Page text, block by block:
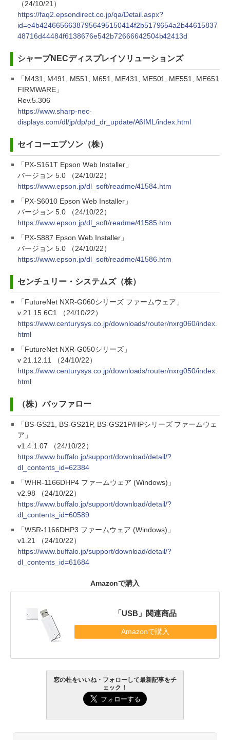
（24/10/21）
https://faq2.epsondirect.co.jp/qa/Detail.aspx?
id=e4b42466566387956495150414f2b5179654a2b44615837
48716d44484f6138676e542b72666642504b42413d
シャープNECディスプレイソリューションズ
「M431, M491, M551, M651, ME431, ME501, ME551, ME651
FIRMWARE」
Rev.5.306
https://www.sharp-nec-
displays.com/dl/jp/dp/pd_dr_update/A6IML/index.html
セイコーエプソン（株）
「PX-S161T Epson Web Installer」
バージョン 5.0 （24/10/22）
https://www.epson.jp/dl_soft/readme/41584.htm
「PX-S6010 Epson Web Installer」
バージョン 5.0 （24/10/22）
https://www.epson.jp/dl_soft/readme/41585.htm
「PX-S887 Epson Web Installer」
バージョン 5.0 （24/10/22）
https://www.epson.jp/dl_soft/readme/41586.htm
センチュリー・システムズ（株）
「FutureNet NXR-G060シリーズ ファームウェア」
v 21.15.6C1 （24/10/22）
https://www.centurysys.co.jp/downloads/router/nxrg060/index.
html
「FutureNet NXR-G050シリーズ」
v 21.12.11 （24/10/22）
https://www.centurysys.co.jp/downloads/router/nxrg050/index.
html
（株）バッファロー
「BS-GS21, BS-GS21P, BS-GS21P/HPシリーズ ファームウェ
ア」
v1.4.1.07 （24/10/22）
https://www.buffalo.jp/support/download/detail/?
dl_contents_id=62384
「WHR-1166DHP4 ファームウェア (Windows)」
v2.98 （24/10/22）
https://www.buffalo.jp/support/download/detail/?
dl_contents_id=60589
「WSR-1166DHP3 ファームウェア (Windows)」
v1.21 （24/10/22）
https://www.buffalo.jp/support/download/detail/?
dl_contents_id=61684
Amazonで購入
「USB」関連商品
Amazonで購入
窓の杜をいいね・フォローして最新記事をチ
ェック！